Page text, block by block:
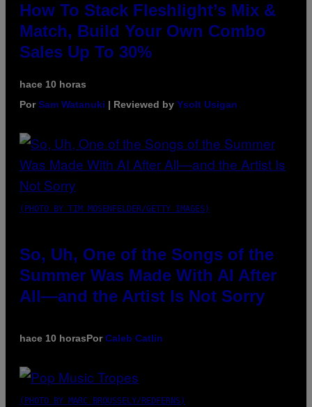
How To Stack Fleshlight’s Mix &
Match, Build Your Own Combo
Sales Up To 30%
hace 10 horas
PorSam Watanuki | Reviewed by Ysolt Usigan
(PHOTO BY TIM MOSENFELDER/GETTY IMAGES)
So, Uh, One of the Songs of the
Summer Was Made With AI After
All—and the Artist Is Not Sorry
hace 10 horasPorCaleb Catlin
(PHOTO BY MARC BROUSSELY/REDFERNS)